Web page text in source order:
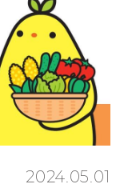
2024.05.01